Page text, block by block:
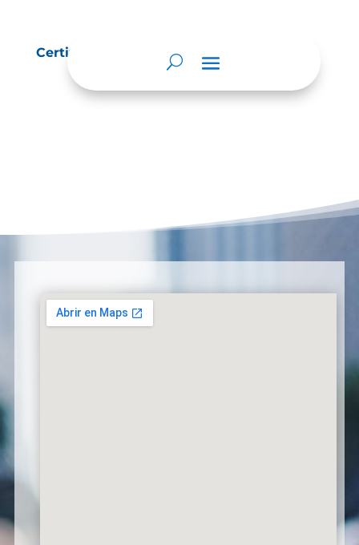
Certificado de Accesibilidad